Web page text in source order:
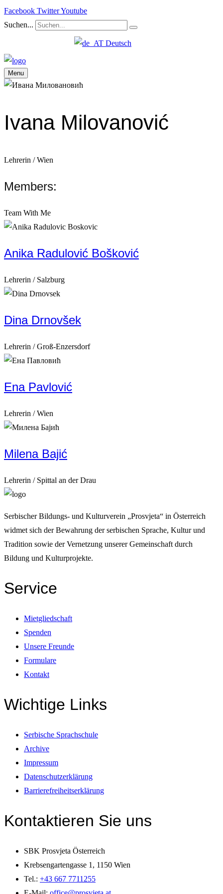
Facebook TwitterYoutube
Suchen...
Deutsch
Menu
Ivana Milovanović
Lehrerin / Wien
Members:
Team With Me
Anika Radulović Bošković
Lehrerin / Salzburg
Dina Drnovšek
Lehrerin / Groß-Enzersdorf
Ena Pavlović
Lehrerin / Wien
Milena Bajić
Lehrerin / Spittal an der Drau
Serbischer Bildungs- und Kulturverein „Prosvjeta“ in Österreich
widmet sich der Bewahrung der serbischen Sprache, Kultur und
Tradition sowie der Vernetzung unserer Gemeinschaft durch
Bildung und Kulturprojekte.
Service
Mietgliedschaft
Spenden
Unsere Freunde
Formulare
Kontakt
Wichtige Links
Serbische Sprachschule
Archive
Impressum
Datenschutzerklärung
Barrierefreiheitserklärung
Kontaktieren Sie uns
SBK Prosvjeta Österreich
Krebsengartengasse 1, 1150 Wien
Tel.: +43 667 7711255